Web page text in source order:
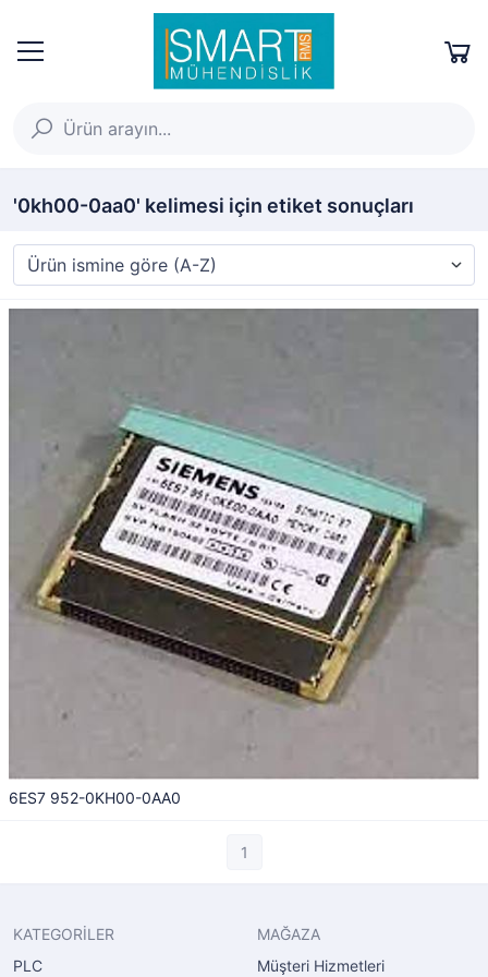
'0kh00-0aa0' kelimesi için etiket sonuçları
6ES7 952-0KH00-0AA0
1
KATEGORİLER
PLC
MAĞAZA
Müşteri Hizmetleri